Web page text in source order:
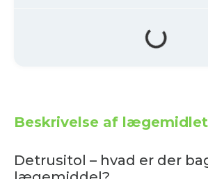
Beskrivelse af lægemidlet
Detrusitol – hvad er der